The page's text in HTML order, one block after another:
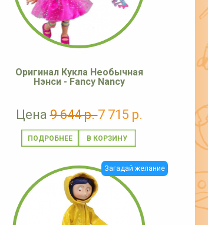
Оригинал Кукла Необычная
Нэнси - Fancy Nancy
Цена9 644 р.7 715 р.
ПОДРОБНЕЕ
Загадай желание